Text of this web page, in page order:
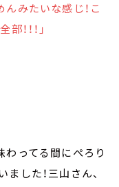
みたいな感じ！こ
！！！」
わってる間にぺろり
した！三山さん、